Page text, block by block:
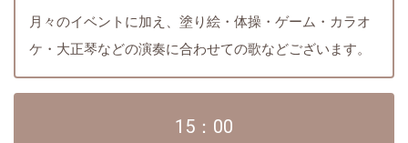
月々のイベントに加え、塗り絵・体操・ゲーム・カラオ
ケ・大正琴などの演奏に合わせての歌などございます。
15：00